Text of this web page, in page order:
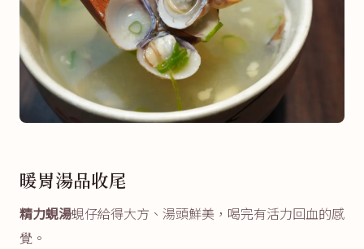
暖胃湯品收尾
精力蜆湯蜆仔給得大方、湯頭鮮美，喝完有活力回血的感
覺。